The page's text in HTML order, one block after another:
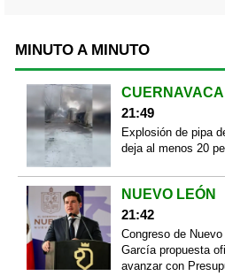
MINUTO A MINUTO
CUERNAVACA
21:49
Explosión de pipa
deja al menos 20
NUEVO LEÓN
21:42
Congreso de
García propuesta
avanzar con